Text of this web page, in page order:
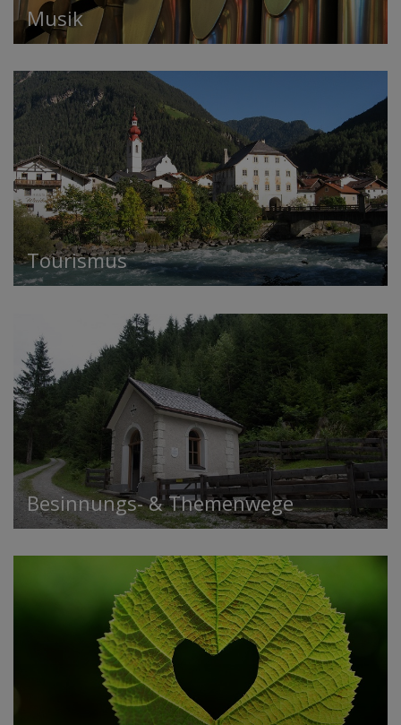
Musik
Tourismus
Besinnungs- & Themenwege